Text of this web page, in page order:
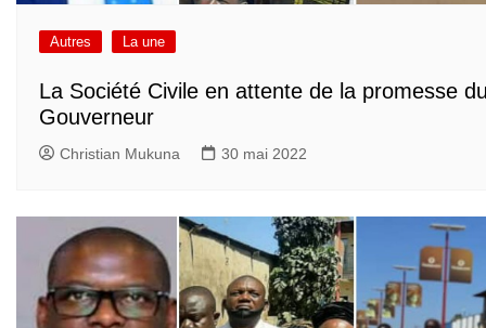
Autres La une
La Société Civile en attente de la promesse
Gouverneur
Christian Mukuna 30 mai 2022